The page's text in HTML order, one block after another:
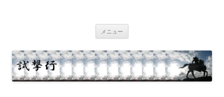
キ
ッ
プ
メニュー